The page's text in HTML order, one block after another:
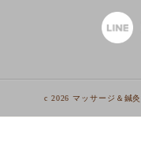
c 2026 マッサージ＆鍼